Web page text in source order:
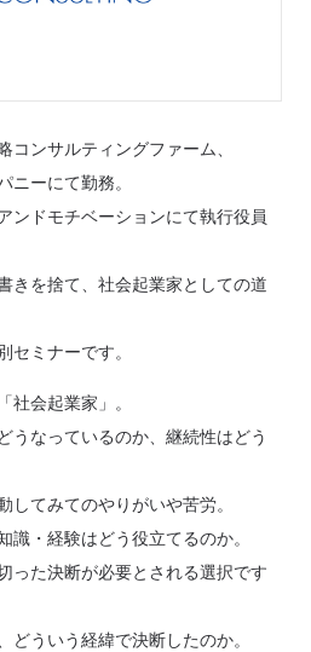
コンサルティングファーム、
ニーにて勤務。
ンドモチベーションにて執行役員
きを捨て、社会起業家としての道
セミナーです。
社会起業家」。
うなっているのか、継続性はどう
してみてのやりがいや苦労。
識・経験はどう役立てるのか。
った決断が必要とされる選択です
どういう経緯で決断したのか。